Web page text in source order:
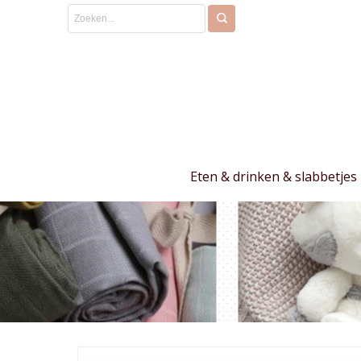
Eten & drinken & slabbetjes